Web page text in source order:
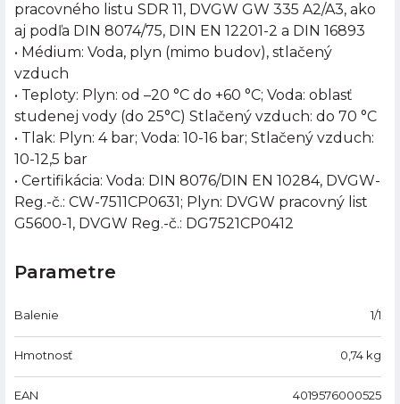
pracovného listu SDR 11, DVGW GW 335 A2/A3, ako
aj podľa DIN 8074/75, DIN EN 12201-2 a DIN 16893
• Médium: Voda, plyn (mimo budov), stlačený
vzduch
• Teploty: Plyn: od –20 °C do +60 °C; Voda: oblasť
studenej vody (do 25°C) Stlačený vzduch: do 70 °C
• Tlak: Plyn: 4 bar; Voda: 10-16 bar; Stlačený vzduch:
10-12,5 bar
• Certifikácia: Voda: DIN 8076/DIN EN 10284, DVGW-
Reg.-č.: CW-7511CP0631; Plyn: DVGW pracovný list
G5600-1, DVGW Reg.-č.: DG7521CP0412
Parametre
Balenie 1/1
Hmotnosť 0,74 kg
EAN 4019576000525